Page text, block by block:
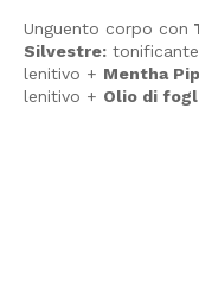
Unguento corpo con
Silvestre:
lenitivo + Mentha
lenitivo + Olio di